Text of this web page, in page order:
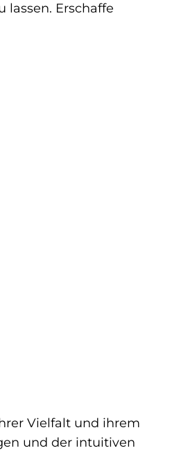
lassen. Erschaffe
Vielfalt und ihrem
und der intuitiven